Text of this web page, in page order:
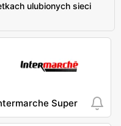
ulubionych sieci
Super